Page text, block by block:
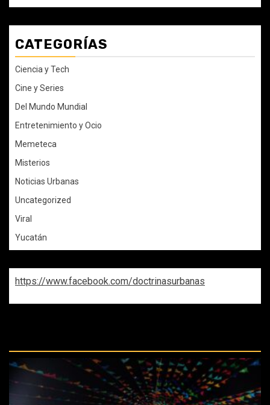
CATEGORÍAS
Ciencia y Tech
Cine y Series
Del Mundo Mundial
Entretenimiento y Ocio
Memeteca
Misterios
Noticias Urbanas
Uncategorized
Viral
Yucatán
https://www.facebook.com/doctrinasurbanas